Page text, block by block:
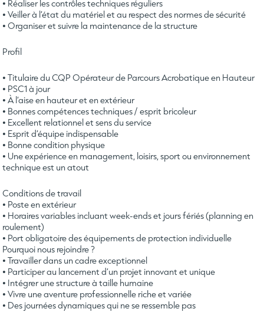
• Réaliser les contrôles techniques réguliers
• Veiller à l’état du matériel et au respect des normes de sécurité
• Organiser et suivre la maintenance de la structure
Profil
• Titulaire du CQP Opérateur de Parcours Acrobatique en Hauteur
• PSC1 à jour
• À l’aise en hauteur et en extérieur
• Bonnes compétences techniques / esprit bricoleur
• Excellent relationnel et sens du service
• Esprit d’équipe indispensable
• Bonne condition physique
• Une expérience en management, loisirs, sport ou environnement
technique est un atout
Conditions de travail
• Poste en extérieur
• Horaires variables incluant week-ends et jours fériés (planning en
roulement)
• Port obligatoire des équipements de protection individuelle
Pourquoi nous rejoindre ?
• Travailler dans un cadre exceptionnel
• Participer au lancement d’un projet innovant et unique
• Intégrer une structure à taille humaine
• Vivre une aventure professionnelle riche et variée
• Des journées dynamiques qui ne se ressemble pas